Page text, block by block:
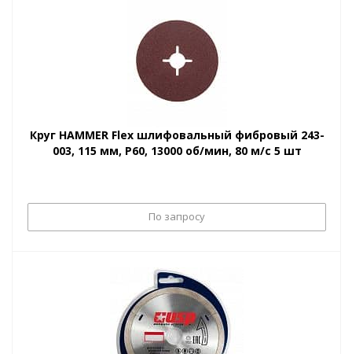
Круг HAMMER Flex шлифовальный фибровый 243-
003, 115 мм, P60, 13000 об/мин, 80 м/с 5 шт
По запросу